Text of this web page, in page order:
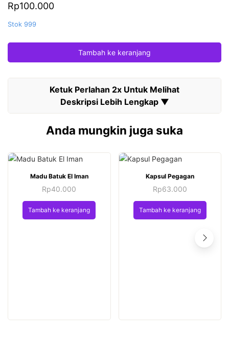
Rp100.000
Stok 999
Tambah ke keranjang
Anda mungkin juga suka
Madu Batuk El Iman
Rp40.000
Tambah ke keranjang
Kapsul Pegagan
Rp63.000
Tambah ke keranjang